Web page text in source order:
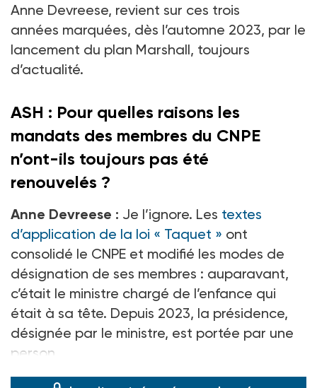
Anne Devreese, revient sur ces trois
années marquées, dès l’automne 2023, par le
lancement du plan Marshall, toujours
d’actualité.
ASH : Pour quelles raisons les
mandats des membres du CNPE
n’ont-ils toujours pas été
renouvelés ?
Anne Devreese : Je l’ignore. Les textes
d’application de la loi « Taquet » ont
consolidé le CNPE et modifié les modes de
désignation de ses membres : auparavant,
c’était le ministre chargé de l’enfance qui
était à sa tête. Depuis 2023, la présidence,
désignée par le ministre, est portée par une
person